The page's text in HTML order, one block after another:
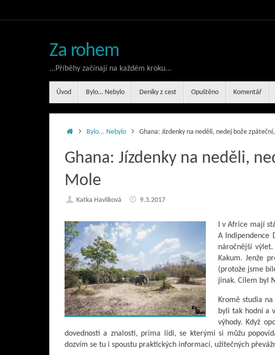
Za rohem
...Příběhy začínají na každém kroku...
Skip
Úvod Bylo… Nebylo Deníky z cest Opuštěno Komentář
HomeBylo... Nebylo Ghana: Jízdenky na neděli, nedej bože
Ghana: Jízdenky na neděli,
Mole
Katka Havlíková 9.3.2017
I v Africe mají
A Indipendence
náročnější
Kakum. Jenže
(protože jsme
jinak. Cílem byl
Kromě studia
byli tak hodní a
výhody. Když
dovedností a znalostí, prima lidi, se kterými si můžu
dozvím se tu i spoustu praktických informací, užitečných